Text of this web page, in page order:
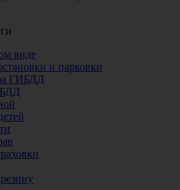
виде
и парковки
ГИБДД